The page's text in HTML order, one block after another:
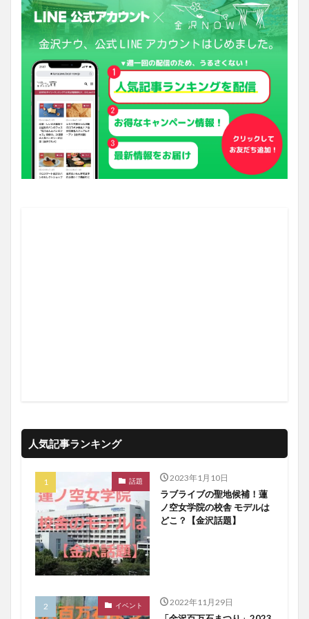
人気記事ランキング
話題 2023年1月10日
ラブライブの聖地候補！蓮
ノ空女学院の校舎 モデルは
どこ？【金沢話題】
イベント 2022年11月29日